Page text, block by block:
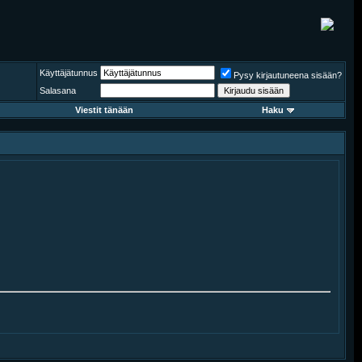
Käyttäjätunnus
Pysy kirjautuneena sisään?
Salasana
Viestit tänään Haku